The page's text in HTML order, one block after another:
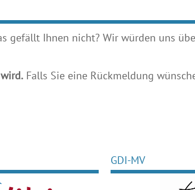
gefällt Ihnen nicht? Wir würden uns
Falls Sie eine Rückmeldung
GDI-MV